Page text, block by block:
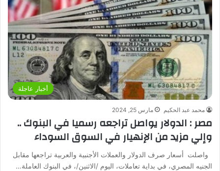
أخبار عاجلة
محمد عبد الحكيم مارس 25, 2024
مصر : الدولار يواصل تراجعه رسميا في البنوك ..
وإلي مزيد من الإنهيار في السوق السوداء
واصلت أسعار صرف الدولار والعملات الأجنبية والعربية تراجعها مقابل
الجنيه المصري، في بداية تعاملات، اليوم /الاثنين/، في البنوك العاملة…